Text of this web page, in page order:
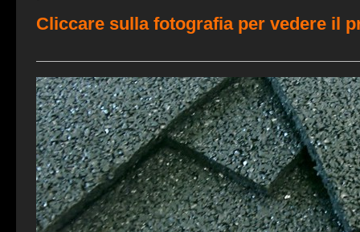
Cliccare sulla fotografia per vedere il